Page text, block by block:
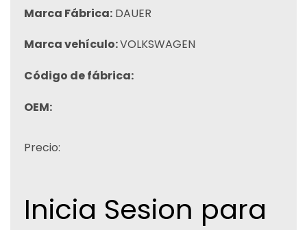
Marca Fábrica: DAUER
Marca vehículo:VOLKSWAGEN
Código de fábrica:
OEM:
Precio:
Inicia Sesion para